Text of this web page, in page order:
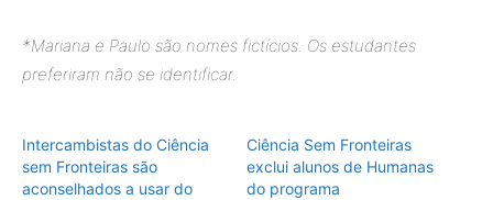
*Mariana e Paulo são nomes fictícios. Os estudantes
preferiram não se identificar.
Intercambistas do Ciência
sem Fronteiras são
aconselhados a usar do
Ciência Sem Fronteiras
exclui alunos de Humanas
do programa